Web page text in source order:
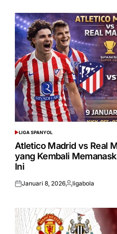
POSTED
IN
LIGA SPANYOL
Atletico Madrid vs Real
yang Kembali
Ini
Posted
Januari 8, 2026Posted
ligabola